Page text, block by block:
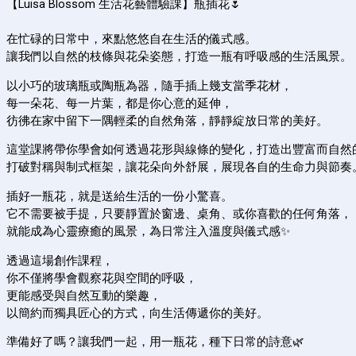
【Luisa Blossom 生活花藝體驗課】瓶插花🌷
在忙碌的日常中，來點悠悠自在生活的儀式感。
讓我們以自然的枝條與花朵姿態，打造一瓶有呼吸感的生活風景。
以小巧的玻璃瓶或陶瓶為器，隨手插上幾支當季花材，
每一朵花、每一片葉，都是你心意的延伸，
彷彿在家中留下一隅輕柔的自然角落，靜靜綻放日常的美好。
這堂課將帶你學會如何透過花形與線條的變化，打造出豐富而自然
打破對稱與制式框架，讓花朵向外舒展，展現各自的生命力與節奏。
插好一瓶花，就是送給生活的一份小驚喜。
它不需要被手提，只要靜置於窗邊、桌角、或你喜歡的任何角落，
就能成為心靈療癒的風景，為日常注入溫度與儀式感✨
透過這場創作課程，
你不僅將學會觀察花與空間的呼吸，
更能感受與自然互動的樂趣，
以簡約而獨具匠心的方式，向生活傳遞你的美好。
準備好了嗎？讓我們一起，用一瓶花，種下日常的詩意🌿